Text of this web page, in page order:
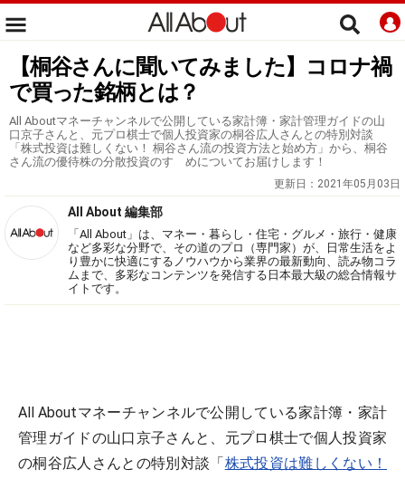
【桐谷さんに聞いてみました】コロナ禍
で買った銘柄とは？
All Aboutマネーチャンネルで公開している家計簿・家計管理ガイドの山
口京子さんと、元プロ棋士で個人投資家の桐谷広人さんとの特別対談
「株式投資は難しくない！ 桐谷さん流の投資方法と始め方」から、桐谷
さん流の優待株の分散投資のすゝめについてお届けします！
更新日： 2021年05月03日
All About 編集部
「All About」は、マネー・暮らし・住宅・グルメ・旅行・健康
など多彩な分野で、その道のプロ（専門家）が、日常生活をよ
り豊かに快適にするノウハウから業界の最新動向、読み物コラ
ムまで、多彩なコンテンツを発信する日本最大級の総合情報サ
イトです。
All Aboutマネーチャンネルで公開している家計簿・家計
管理ガイドの山口京子さんと、元プロ棋士で個人投資家
の桐谷広人さんとの特別対談「株式投資は難しくない！